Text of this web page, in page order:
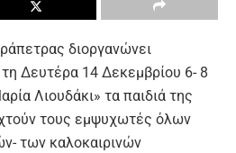
διοργανώνει
Δευτέρα 14 Δεκεμβρίου 6- 8
Λιουδάκι» τα παιδιά της
τους εμψυχωτές όλων
των καλοκαιρινών